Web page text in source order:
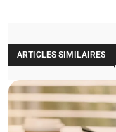
ARTICLES SIMILAIRES